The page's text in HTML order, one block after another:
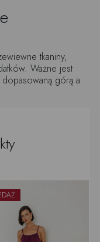
tkaniny,
Ważne jest
górą a